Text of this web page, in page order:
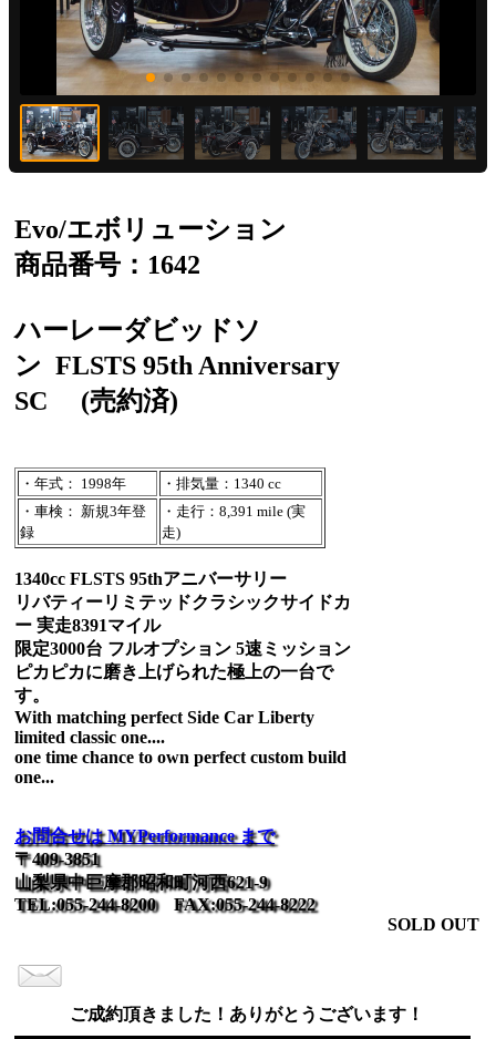
Evo/エボリューション
商品番号：1642
ハーレーダビッドソ
ン FLSTS 95th Anniversary
SC
(売約済)
・年式： 1998年
・排気量：1340 cc
・車検： 新規3年登
録
・走行：8,391 mile (実
走)
1340cc FLSTS 95thアニバーサリー
リバティーリミテッドクラシックサイドカ
ー 実走8391マイル
限定3000台 フルオプション 5速ミッション
ピカピカに磨き上げられた極上の一台で
す。
With matching perfect Side Car Liberty
limited classic one....
one time chance to own perfect custom build
one...
お問合せは MYPerformance まで
〒409-3851
山梨県中巨摩郡昭和町河西621-9
TEL:055-244-8200 FAX:055-244-8222
SOLD OUT
ご成約頂きました！ありがとうございます！